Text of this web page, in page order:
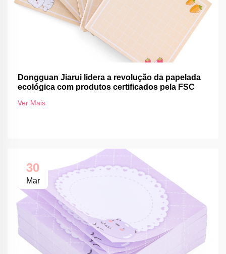
Dongguan Jiarui lidera a revolução da papelada
ecológica com produtos certificados pela FSC
Ver Mais
30
Mar